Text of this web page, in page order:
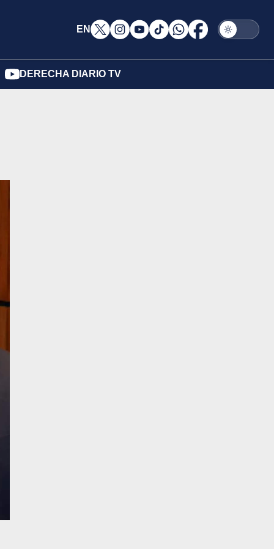
EN
DERECHA DIARIO TV